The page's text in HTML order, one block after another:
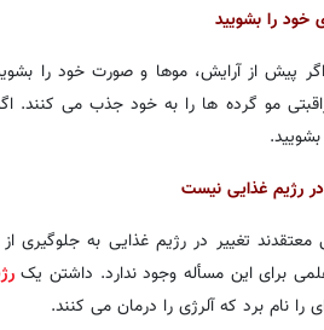
پیش از آرایش، موها و صورت خود را
مو گرده ها را به خود جذب می کنند.
معتقدند تغییر در رژیم غذایی به
برای این مسأله وجود ندارد. داشتن یک
را نام برد که آلرژی را درمان می کنند.